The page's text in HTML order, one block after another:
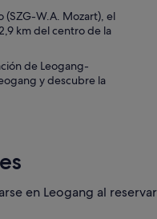
(SZG-W.A. Mozart), el
km del centro de la
de Leogang-
y descubre la
en Leogang al reservar